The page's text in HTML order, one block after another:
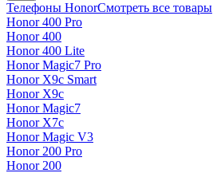
Телефоны HonorСмотреть все товары
Honor 400 Pro
Honor 400
Honor 400 Lite
Honor Magic7 Pro
Honor X9c Smart
Honor X9c
Honor Magic7
Honor X7c
Honor Magic V3
Honor 200 Pro
Honor 200